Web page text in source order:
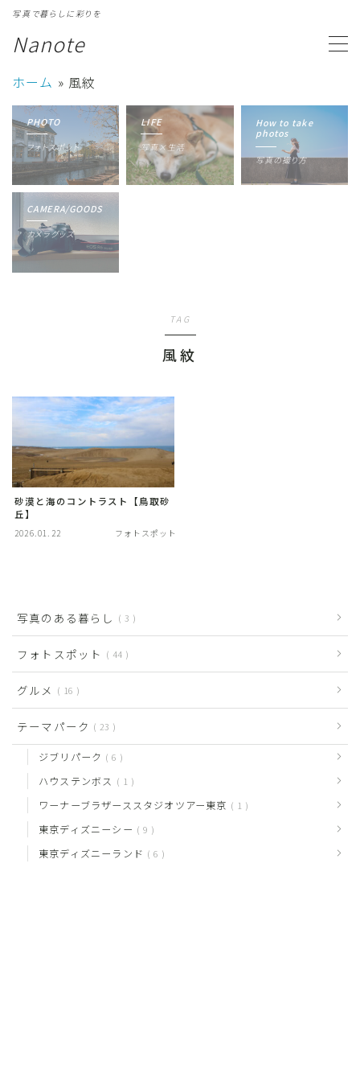
Nanote
写真で暮らしに彩りを
MENU
カテゴリ一覧 Category
写真ギャラリー Gallery
プロフィール
ホーム » 風紋
フォトスポット
PHOTO
写真×生活
LIFE
写真の撮り方
How to take
photos
カメラグッズ
CAMERA/GOODS
TAG
風紋
砂漠と海のコントラスト【鳥取砂
丘】
2026.01.22 フォトスポット
写真のある暮らし 3
フォトスポット 44
グルメ 16
テーマパーク 23
ジブリパーク 6
ハウステンボス 1
ワーナーブラザーススタジオツアー東京 1
東京ディズニーシー 9
東京ディズニーランド 6